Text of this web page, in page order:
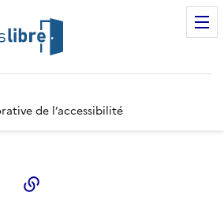
de l’accessibilité
Twitter)
Linkedin